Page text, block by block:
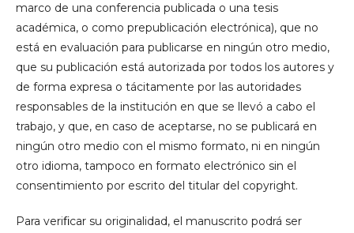
marco de una conferencia publicada o una tesis
académica, o como prepublicación electrónica), que no
está en evaluación para publicarse en ningún otro medio,
que su publicación está autorizada por todos los autores y
de forma expresa o tácitamente por las autoridades
responsables de la institución en que se llevó a cabo el
trabajo, y que, en caso de aceptarse, no se publicará en
ningún otro medio con el mismo formato, ni en ningún
otro idioma, tampoco en formato electrónico sin el
consentimiento por escrito del titular del copyright.
Para veriﬁcar su originalidad, el manuscrito podrá ser